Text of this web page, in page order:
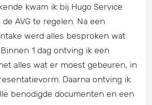
kwam ik bij Hugo Service
AVG te regelen. Na een
werd alles besproken wat
1 dag ontving ik een
alles wat er moest gebeuren, in
Daarna ontving ik
benodigde documenten en een